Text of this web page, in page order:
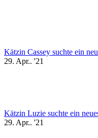
Kätzin Cassey suchte ein
29. Apr.. '21
Kätzin Luzie suchte ein
29. Apr.. '21